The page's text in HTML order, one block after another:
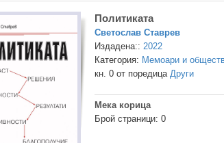
Политиката
Светослав Ставрев
Издадена:: 2022
Категория: Мемоари и
кн. 0 от поредица Други
Мека корица
Брой страници: 0